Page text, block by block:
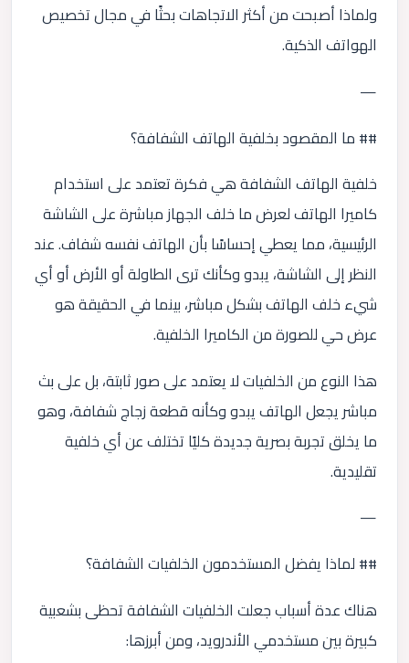
ولماذا أصبحت من أكثر الاتجاهات بحثًا في مجال تخصيص
الهواتف الذكية.
—
## ما المقصود بخلفية الهاتف الشفافة؟
خلفية الهاتف الشفافة هي فكرة تعتمد على استخدام
كاميرا الهاتف لعرض ما خلف الجهاز مباشرة على الشاشة
الرئيسية، مما يعطي إحساسًا بأن الهاتف نفسه شفاف. عند
النظر إلى الشاشة، يبدو وكأنك ترى الطاولة أو الأرض أو أي
شيء خلف الهاتف بشكل مباشر، بينما في الحقيقة هو
عرض حي للصورة من الكاميرا الخلفية.
هذا النوع من الخلفيات لا يعتمد على صور ثابتة، بل على بث
مباشر يجعل الهاتف يبدو وكأنه قطعة زجاج شفافة، وهو
ما يخلق تجربة بصرية جديدة كليًا تختلف عن أي خلفية
تقليدية.
—
## لماذا يفضل المستخدمون الخلفيات الشفافة؟
هناك عدة أسباب جعلت الخلفيات الشفافة تحظى بشعبية
كبيرة بين مستخدمي الأندرويد، ومن أبرزها: